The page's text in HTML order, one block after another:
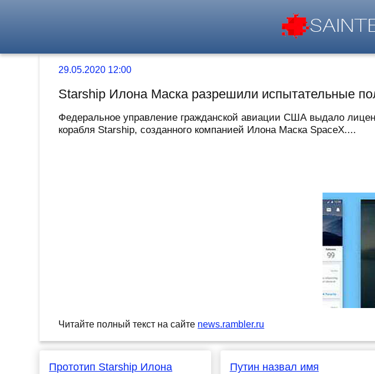
29.05.2020 12:00
Starship Илона Маска разрешили испытательные
Федеральное управление гражданской авиации США выдало
корабля Starship, созданного компанией Илона Маска SpaceX....
Читайте полный текст на сайте news.rambler.ru
Прототип Starship Илона
Путин назвал имя